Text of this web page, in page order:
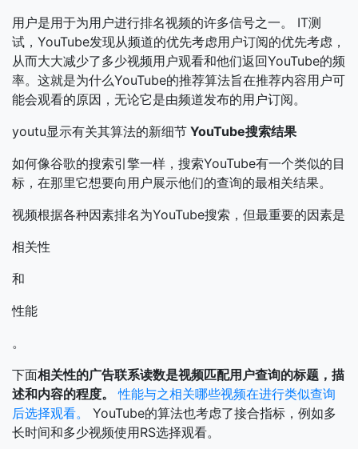
用户是用于为用户进行排名视频的许多信号之一。 IT测
试，YouTube发现从频道的优先考虑用户订阅的优先考虑，
从而大大减少了多少视频用户观看和他们返回YouTube的频
率。这就是为什么YouTube的推荐算法旨在推荐内容用户可
能会观看的原因，无论它是由频道发布的用户订阅。
youtu显示有关其算法的新细节 YouTube搜索结果
如何像谷歌的搜索引擎一样，搜索YouTube有一个类似的目
标，在那里它想要向用户展示他们的查询的最相关结果。
视频根据各种因素排名为YouTube搜索，但最重要的因素是
相关性
和
性能
。
下面相关性的广告联系读数是视频匹配用户查询的标题，描
述和内容的程度。
性能与之相关哪些视频在进行类似查询
后选择观看。
YouTube的算法也考虑了接合指标，例如多
长时间和多少视频使用RS选择观看。